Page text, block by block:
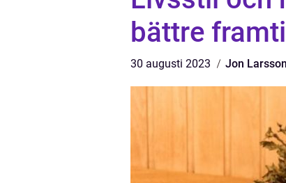
bättre
30 augusti 2023 Jon Larsson